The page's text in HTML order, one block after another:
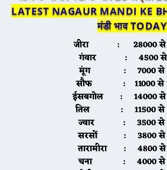
LATEST NAGAUR MANDI KE
मंडी भाव TODAY
जीरा: 28000 से
गंवार: 4500 से
मूंग: 7000 से
सौफ: 11000 से
ईसबगोल: 14000 से
तिल: 11500 से
ज्वार: 3500 से
सरसों: 3800 से
तारामीरा: 4800 से
चना: 4000 से